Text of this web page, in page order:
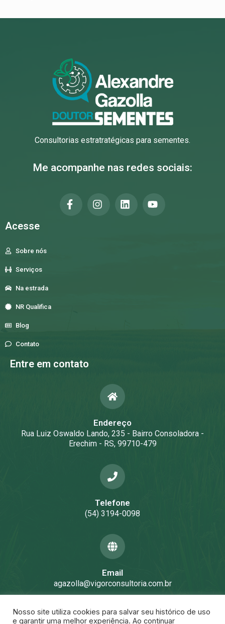
Consultorias estratratégicas para sementes.
Me acompanhe nas redes sociais:
Acesse
Sobre nós
Serviços
Na estrada
NR Qualifica
Blog
Contato
Entre em contato
Endereço
Rua Luiz Oswaldo Lando, 235 - Bairro Consoladora -
Erechim - RS, 99710-479
Telefone
(54) 3194-0098
Email
agazolla@vigorconsultoria.com.br
Nosso site utiliza cookies para salvar seu histórico de uso
e garantir uma melhor experiência. Ao continuar